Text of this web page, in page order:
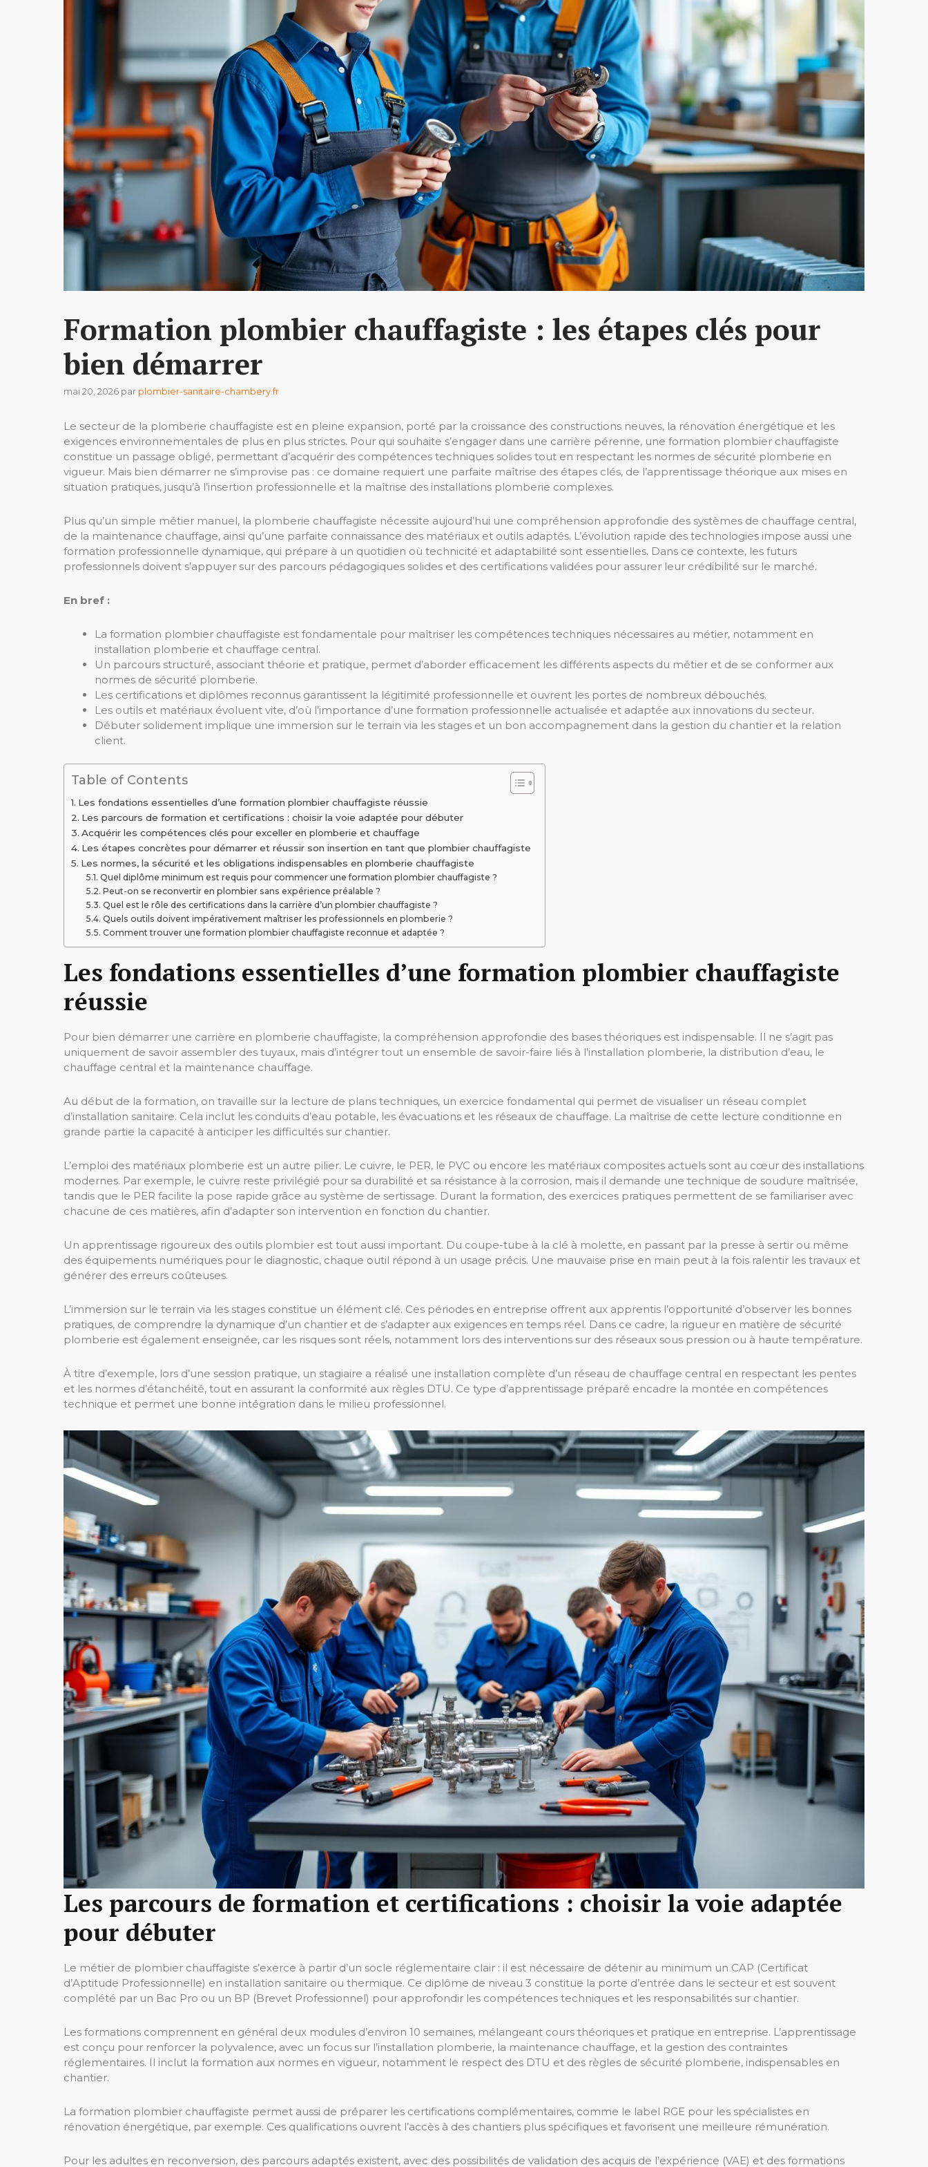
Formation plombier chauffagiste : les étapes clés pour
bien démarrer
mai 20, 2026 par plombier-sanitaire-chambery.fr
Le secteur de la plomberie chauffagiste est en pleine expansion, porté par la croissance des constructions neuves, la rénovation énergétique et les
exigences environnementales de plus en plus strictes. Pour qui souhaite s’engager dans une carrière pérenne, une formation plombier chauffagiste
constitue un passage obligé, permettant d’acquérir des compétences techniques solides tout en respectant les normes de sécurité plomberie en
vigueur. Mais bien démarrer ne s’improvise pas : ce domaine requiert une parfaite maîtrise des étapes clés, de l’apprentissage théorique aux mises en
situation pratiques, jusqu’à l’insertion professionnelle et la maîtrise des installations plomberie complexes.
Plus qu’un simple métier manuel, la plomberie chauffagiste nécessite aujourd’hui une compréhension approfondie des systèmes de chauffage central,
de la maintenance chauffage, ainsi qu’une parfaite connaissance des matériaux et outils adaptés. L’évolution rapide des technologies impose aussi une
formation professionnelle dynamique, qui prépare à un quotidien où technicité et adaptabilité sont essentielles. Dans ce contexte, les futurs
professionnels doivent s’appuyer sur des parcours pédagogiques solides et des certifications validées pour assurer leur crédibilité sur le marché.
En bref :
La formation plombier chauffagiste est fondamentale pour maîtriser les compétences techniques nécessaires au métier, notamment en
installation plomberie et chauffage central.
Un parcours structuré, associant théorie et pratique, permet d’aborder efficacement les différents aspects du métier et de se conformer aux
normes de sécurité plomberie.
Les certifications et diplômes reconnus garantissent la légitimité professionnelle et ouvrent les portes de nombreux débouchés.
Les outils et matériaux évoluent vite, d’où l’importance d’une formation professionnelle actualisée et adaptée aux innovations du secteur.
Débuter solidement implique une immersion sur le terrain via les stages et un bon accompagnement dans la gestion du chantier et la relation
client.
Table of Contents
Les fondations essentielles d’une formation plombier chauffagiste réussie
Les parcours de formation et certifications : choisir la voie adaptée pour débuter
Acquérir les compétences clés pour exceller en plomberie et chauffage
Les étapes concrètes pour démarrer et réussir son insertion en tant que plombier chauffagiste
Les normes, la sécurité et les obligations indispensables en plomberie chauffagiste
Quel diplôme minimum est requis pour commencer une formation plombier chauffagiste ?
Peut-on se reconvertir en plombier sans expérience préalable ?
Quel est le rôle des certifications dans la carrière d’un plombier chauffagiste ?
Quels outils doivent impérativement maîtriser les professionnels en plomberie ?
Comment trouver une formation plombier chauffagiste reconnue et adaptée ?
Les fondations essentielles d’une formation plombier chauffagiste
réussie
Pour bien démarrer une carrière en plomberie chauffagiste, la compréhension approfondie des bases théoriques est indispensable. Il ne s’agit pas
uniquement de savoir assembler des tuyaux, mais d’intégrer tout un ensemble de savoir-faire liés à l’installation plomberie, la distribution d’eau, le
chauffage central et la maintenance chauffage.
Au début de la formation, on travaille sur la lecture de plans techniques, un exercice fondamental qui permet de visualiser un réseau complet
d’installation sanitaire. Cela inclut les conduits d’eau potable, les évacuations et les réseaux de chauffage. La maîtrise de cette lecture conditionne en
grande partie la capacité à anticiper les difficultés sur chantier.
L’emploi des matériaux plomberie est un autre pilier. Le cuivre, le PER, le PVC ou encore les matériaux composites actuels sont au cœur des installations
modernes. Par exemple, le cuivre reste privilégié pour sa durabilité et sa résistance à la corrosion, mais il demande une technique de soudure maîtrisée,
tandis que le PER facilite la pose rapide grâce au système de sertissage. Durant la formation, des exercices pratiques permettent de se familiariser avec
chacune de ces matières, afin d’adapter son intervention en fonction du chantier.
Un apprentissage rigoureux des outils plombier est tout aussi important. Du coupe-tube à la clé à molette, en passant par la presse à sertir ou même
des équipements numériques pour le diagnostic, chaque outil répond à un usage précis. Une mauvaise prise en main peut à la fois ralentir les travaux et
générer des erreurs coûteuses.
L’immersion sur le terrain via les stages constitue un élément clé. Ces périodes en entreprise offrent aux apprentis l’opportunité d’observer les bonnes
pratiques, de comprendre la dynamique d’un chantier et de s’adapter aux exigences en temps réel. Dans ce cadre, la rigueur en matière de sécurité
plomberie est également enseignée, car les risques sont réels, notamment lors des interventions sur des réseaux sous pression ou à haute température.
À titre d’exemple, lors d’une session pratique, un stagiaire a réalisé une installation complète d’un réseau de chauffage central en respectant les pentes
et les normes d’étanchéité, tout en assurant la conformité aux règles DTU. Ce type d’apprentissage préparé encadre la montée en compétences
technique et permet une bonne intégration dans le milieu professionnel.
Les parcours de formation et certifications : choisir la voie adaptée
pour débuter
Le métier de plombier chauffagiste s’exerce à partir d’un socle réglementaire clair : il est nécessaire de détenir au minimum un CAP (Certificat
d’Aptitude Professionnelle) en installation sanitaire ou thermique. Ce diplôme de niveau 3 constitue la porte d’entrée dans le secteur et est souvent
complété par un Bac Pro ou un BP (Brevet Professionnel) pour approfondir les compétences techniques et les responsabilités sur chantier.
Les formations comprennent en général deux modules d’environ 10 semaines, mélangeant cours théoriques et pratique en entreprise. L’apprentissage
est conçu pour renforcer la polyvalence, avec un focus sur l’installation plomberie, la maintenance chauffage, et la gestion des contraintes
réglementaires. Il inclut la formation aux normes en vigueur, notamment le respect des DTU et des règles de sécurité plomberie, indispensables en
chantier.
La formation plombier chauffagiste permet aussi de préparer les certifications complémentaires, comme le label RGE pour les spécialistes en
rénovation énergétique, par exemple. Ces qualifications ouvrent l’accès à des chantiers plus spécifiques et favorisent une meilleure rémunération.
Pour les adultes en reconversion, des parcours adaptés existent, avec des possibilités de validation des acquis de l’expérience (VAE) et des formations